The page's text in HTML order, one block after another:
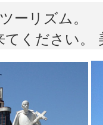
ーリズム。
てください。